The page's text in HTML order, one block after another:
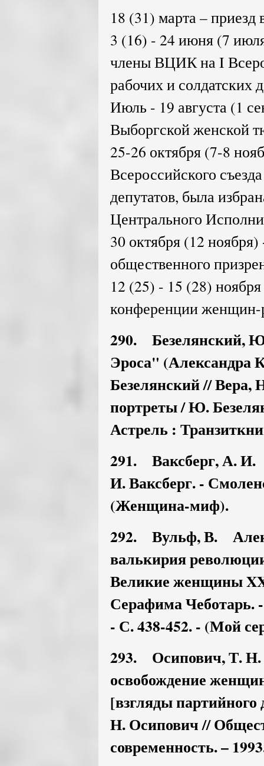
18 (31) марта – приезд
3 (16) - 24 июня (7
члены ВЦИК на I
рабочих и солдатских
Июль - 19 августа (1
Выборгской женской
25-26 октября (7-8
Всероссийского
депутатов, была
Центрального
30 октября (12
общественного
12 (25) - 15 (28)
конференции женщин-
290. Безелянский,
Эроса" (Александра
Безелянский //
портреты / Ю.
Астрель :
291. Ваксберг, А.
И. Ваксберг. -
(Женщина-миф).
292. Вульф, В.
валькирия
Великие женщины
Серафима Чеботарь.
- С. 438-452. - (Мой
293. Осипович, Т.
освобождение
[взгляды
Н. Осипович //
современность. –